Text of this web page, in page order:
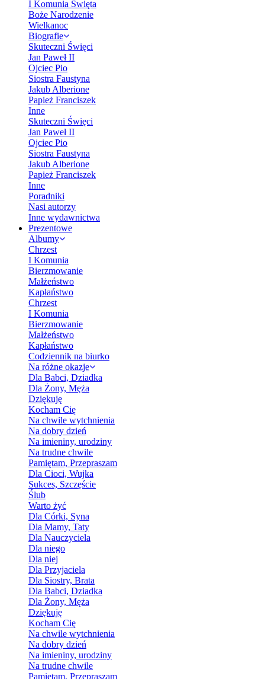
I Komunia Święta
Boże Narodzenie
Wielkanoc
Biografie
Skuteczni Święci
Jan Paweł II
Ojciec Pio
Siostra Faustyna
Jakub Alberione
Papież Franciszek
Inne
Skuteczni Święci
Jan Paweł II
Ojciec Pio
Siostra Faustyna
Jakub Alberione
Papież Franciszek
Inne
Poradniki
Nasi autorzy
Inne wydawnictwa
Prezentowe
Albumy
Chrzest
I Komunia
Bierzmowanie
Małżeństwo
Kapłaństwo
Chrzest
I Komunia
Bierzmowanie
Małżeństwo
Kapłaństwo
Codziennik na biurko
Na różne okazje
Dla Babci, Dziadka
Dla Żony, Męża
Dziękuję
Kocham Cię
Na chwile wytchnienia
Na dobry dzień
Na imieniny, urodziny
Na trudne chwile
Pamiętam, Przepraszam
Dla Cioci, Wujka
Sukces, Szczęście
Ślub
Warto żyć
Dla Córki, Syna
Dla Mamy, Taty
Dla Nauczyciela
Dla niego
Dla niej
Dla Przyjaciela
Dla Siostry, Brata
Dla Babci, Dziadka
Dla Żony, Męża
Dziękuję
Kocham Cię
Na chwile wytchnienia
Na dobry dzień
Na imieniny, urodziny
Na trudne chwile
Pamiętam, Przepraszam